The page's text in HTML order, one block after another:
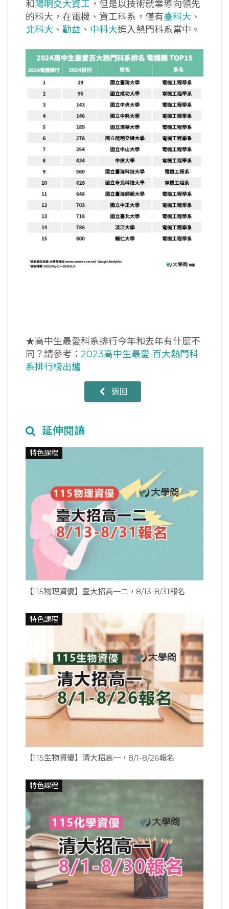
和陽明交大資工 ，但是以技術就業導向領先
的科大，在電機、資工科系，僅有臺科大 、
北科大 、 勤益 、 中科大進入熱門科系當中。
★高中生最愛科系排行今年和去年有什麼不
同？請參考： 2023高中生最愛 百大熱門科
系排行榜出爐
返回
延伸閱讀
特色課程
【115物理資優】臺大招高一二，8/13-8/31報名
特色課程
【115生物資優】清大招高一，8/1-8/26報名
特色課程